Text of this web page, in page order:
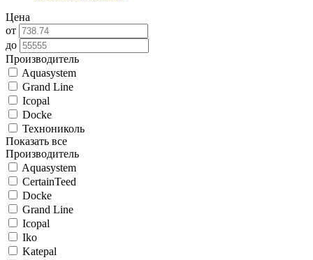
Цена
от
до
Производитель
Aquasystem
Grand Line
Icopal
Docke
Технониколь
Показать все
Производитель
Aquasystem
CertainTeed
Docke
Grand Line
Icopal
Iko
Katepal